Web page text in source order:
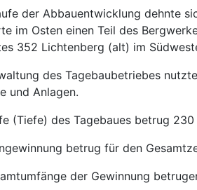
der Abbauentwicklung dehnte
im Osten einen Teil des
352 Lichtenberg (alt) im
des Tagebaubetriebes
und Anlagen.
(Tiefe) des Tagebaues betrug 230
betrug für den
der Gewinnung